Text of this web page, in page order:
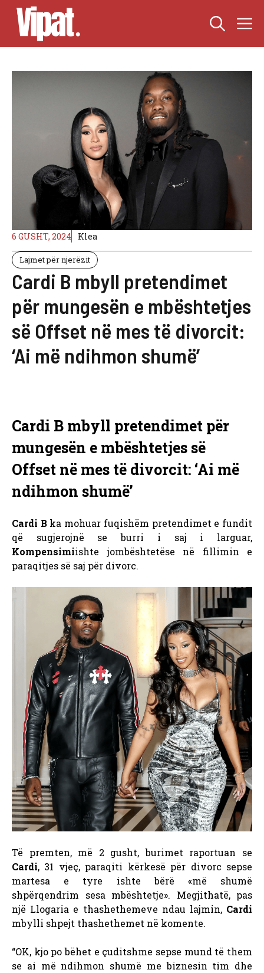
Skip
content
6 GUSHT, 2024 Klea
Lajmet për njerëzit
Cardi B mbyll pretendimet
për mungesën e mbështetjes
së Offset në mes të divorcit:
‘Ai më ndihmon shumë’
Cardi B mbyll pretendimet për
mungesën e mbështetjes së
Offset në mes të divorcit: ‘Ai më
ndihmon shumë’
Cardi Bka mohuar fuqishëm pretendimet e fundit
që sugjerojnë se burri i saj i larguar,
Kompensimiishte jombështetëse në fillimin e
paraqitjes së saj për divorc.
Të premten, më 2 gusht, burimet raportuan se
Cardi, 31 vjeç, paraqiti kërkesë për divorc sepse
martesa e tyre ishte bërë «më shumë
shpërqendrim sesa mbështetje». Megjithatë, pas
një Llogaria e thashethemeve ndau lajmin, Cardi
mbylli shpejt thashethemet në komente.
“OK, kjo po bëhet e çuditshme sepse mund të them
se ai më ndihmon shumë me biznesin tim dhe